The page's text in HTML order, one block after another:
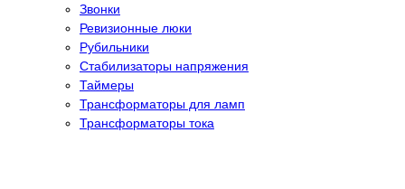
Звонки
Ревизионные люки
Рубильники
Стабилизаторы напряжения
Таймеры
Трансформаторы для ламп
Трансформаторы тока